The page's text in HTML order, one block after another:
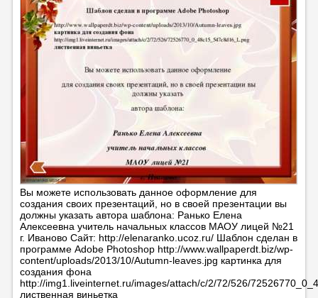
Вы можете использовать данное оформление для
создания своих презентаций, но в своей презентации вы
должны указать автора шаблона: Ранько Елена
Алексеевна учитель начальных классов МАОУ лицей №21
г. Иваново Сайт: http://elenaranko.ucoz.ru/ Шаблон сделан в
программе Adobe Photoshop http://www.wallpaperdt.biz/wp-
content/uploads/2013/10/Autumn-leaves.jpg картинка для
создания фона
http://img1.liveinternet.ru/images/attach/c/2/72/526/
лиственная виньетка